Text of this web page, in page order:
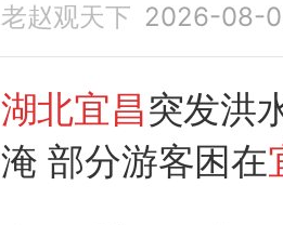
老赵观天下 2026-08-
湖北宜昌突发洪
淹 部分游客困在